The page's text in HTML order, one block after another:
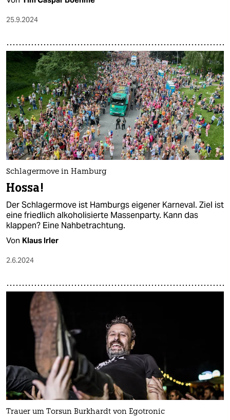
25.9.2024
Schlagermove in Hamburg
Hossa!
Der Schlagermove ist Hamburgs eigener Karneval. Ziel ist
eine friedlich alkoholisierte Massenparty. Kann das
klappen? Eine Nahbetrachtung.
Von Klaus Irler
2.6.2024
Trauer um Torsun Burkhardt von Egotronic